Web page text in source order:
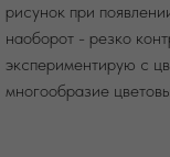
рисунок при
наоборот - резко
экспериментирую с
многообразие